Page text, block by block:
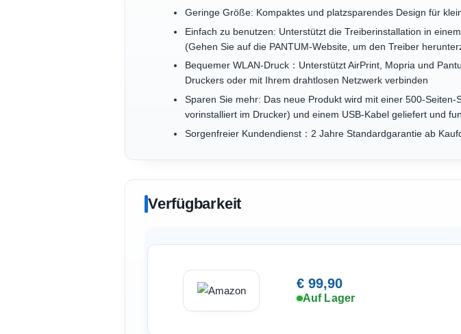
Geringe Größe: Kompaktes und platzsparendes Design für
Einfach zu benutzen: Unterstützt die Treiberinstallation in
(Gehen Sie auf die PANTUM-Website, um den Treiber
Bequemer WLAN-Druck：Unterstützt AirPrint, Mopria und
Druckers oder mit Ihrem drahtlosen Netzwerk verbinden
Sparen Sie mehr: Das neue Produkt wird mit einer 500-
vorinstalliert im Drucker) und einem USB-Kabel geliefert und
Sorgenfreier Kundendienst：2 Jahre Standardgarantie ab
Verfügbarkeit
€ 99,90
Auf Lager